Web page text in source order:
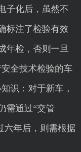
子化后，虽然不
标注了检验有效
年检，否则一旦
全技术检验的车
识：对于新车，
需通过“交管
六年后，则需根据